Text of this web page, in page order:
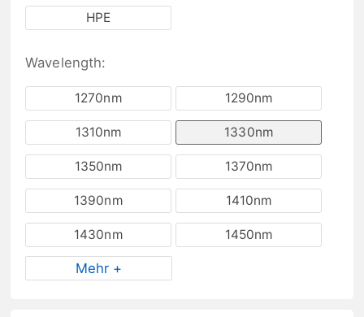
HPE
Wavelength:
1270nm 1290nm
1310nm 1330nm
1350nm 1370nm
1390nm 1410nm
1430nm 1450nm
Mehr +